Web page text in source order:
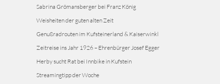
Sabrina Grömansberger bei Franz König
Weisheiten der guten alten Zeit
Genußradrouten im Kufsteinerland & Kaiserwinkl
Zeitreise ins Jahr 1926 – Ehrenbürger Josef Egger
Herby sucht Rat bei Innbike in Kufstein
Streamingtipp der Woche